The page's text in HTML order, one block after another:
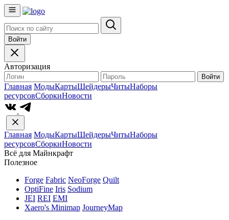
Войти
Авторизация
Войти
Главная МодыКартыШейдерыЧитыНаборы
ресурсовСборкиНовости
Главная МодыКартыШейдерыЧитыНаборы
ресурсовСборкиНовости
Всё для Майнкрафт
Полезное
Forge Fabric NeoForge Quilt
OptiFine Iris Sodium
JEI REI EMI
Xaero's Minimap JourneyMap